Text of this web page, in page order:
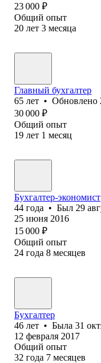
23 000 ₽
Общий опыт
20 лет 3 месяца
Главный бухгалтер
65 лет • Обновлено
30 000 ₽
Общий опыт
19 лет 1 месяц
Бухгалтер-экономист
44 года • Был 29
25 июня 2016
15 000 ₽
Общий опыт
24 года 8 месяцев
Бухгалтер
46 лет • Была 31
12 февраля 2017
Общий опыт
32 года 7 месяцев